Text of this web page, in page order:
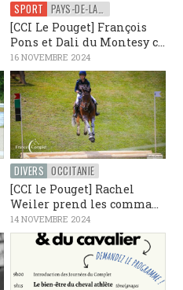
SPORT
[CCI Le Pouget] François
Pons et Dali du Montesy c...
16 NOVEMBRE 2024
DIVERS OCCITANIE
[CCI le Pouget] Rachel
Weiler prend les comma...
14 NOVEMBRE 2024